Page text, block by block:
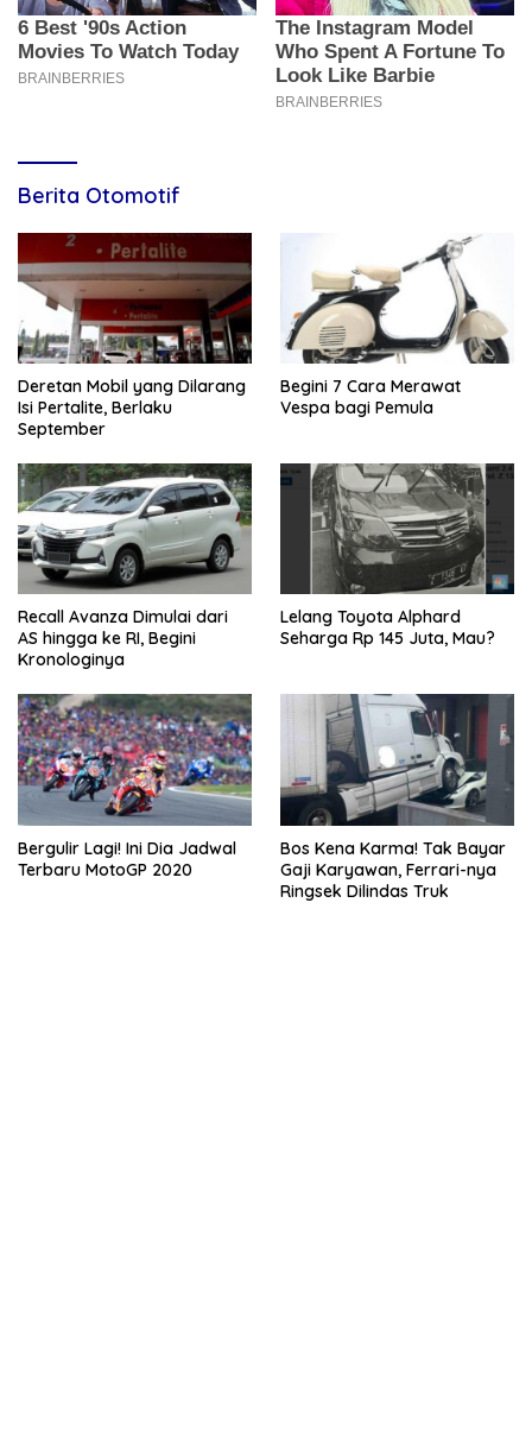
Berita Otomotif
Deretan Mobil yang Dilarang
Isi Pertalite, Berlaku
September
Begini 7 Cara Merawat
Vespa bagi Pemula
Recall Avanza Dimulai dari
AS hingga ke RI, Begini
Kronologinya
Lelang Toyota Alphard
Seharga Rp 145 Juta, Mau?
Bergulir Lagi! Ini Dia Jadwal
Terbaru MotoGP 2020
Bos Kena Karma! Tak Bayar
Gaji Karyawan, Ferrari-nya
Ringsek Dilindas Truk